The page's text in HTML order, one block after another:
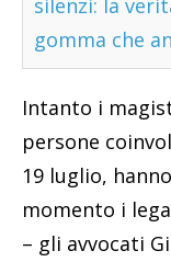
silenzi: la
gomma che
Intanto i
persone
19 luglio,
momento i
– gli avvocati